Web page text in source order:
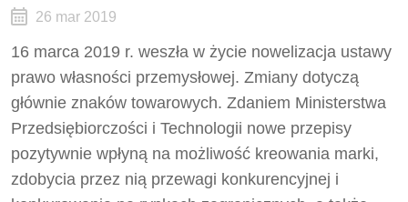
26 mar 2019
16 marca 2019 r. weszła w życie nowelizacja ustawy
prawo własności przemysłowej. Zmiany dotyczą
głównie znaków towarowych. Zdaniem Ministerstwa
Przedsiębiorczości i Technologii nowe przepisy
pozytywnie wpłyną na możliwość kreowania marki,
zdobycia przez nią przewagi konkurencyjnej i